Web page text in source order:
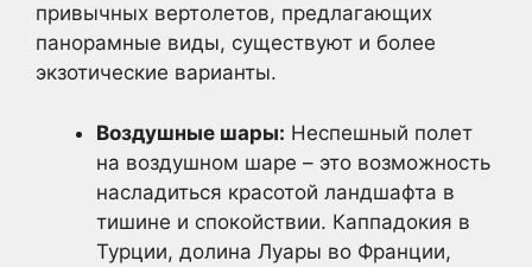
привычных вертолетов, предлагающих
панорамные виды, существуют и более
экзотические варианты.
Воздушные шары: Неспешный полет
на воздушном шаре – это возможность
насладиться красотой ландшафта в
тишине и спокойствии. Каппадокия в
Турции, долина Луары во Франции,